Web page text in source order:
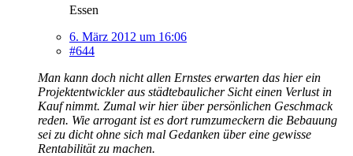
Essen
6. März 2012 um 16:06
#644
Man kann doch nicht allen Ernstes erwarten das hier ein
Projektentwickler aus städtebaulicher Sicht einen Verlust in
Kauf nimmt. Zumal wir hier über persönlichen Geschmack
reden. Wie arrogant ist es dort rumzumeckern die Bebauung
sei zu dicht ohne sich mal Gedanken über eine gewisse
Rentabilität zu machen.